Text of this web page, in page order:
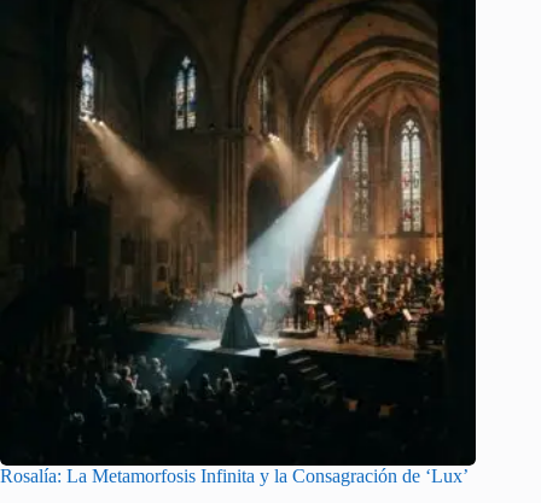
Rosalía: La Metamorfosis Infinita y la Consagración de ‘Lux’